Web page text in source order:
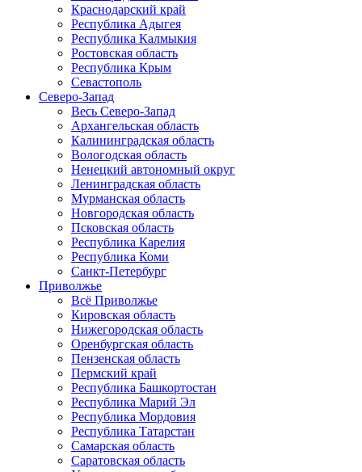
Краснодарский край
Республика Адыгея
Республика Калмыкия
Ростовская область
Республика Крым
Севастополь
Северо-Запад
Весь Северо-Запад
Архангельская область
Калининградская область
Вологодская область
Ненецкий автономный округ
Ленинградская область
Мурманская область
Новгородская область
Псковская область
Республика Карелия
Республика Коми
Санкт-Петербург
Приволжье
Всё Приволжье
Кировская область
Нижегородская область
Оренбургская область
Пензенская область
Пермский край
Республика Башкортостан
Республика Марий Эл
Республика Мордовия
Республика Татарстан
Самарская область
Саратовская область